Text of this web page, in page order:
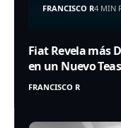
FRANCISCO R4 MIN
Fiat Revela más
en un Nuevo
FRANCISCO R